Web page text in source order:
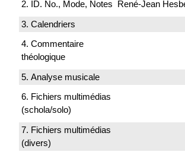
2. ID. No., Mode, Notes
René-Jean
3. Calendriers
4. Commentaire
théologique
5. Analyse musicale
6. Fichiers multimédias
(schola/solo)
7. Fichiers multimédias
(divers)